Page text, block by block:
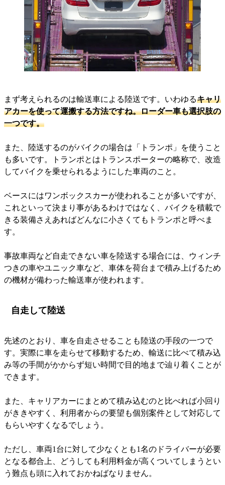
まず考えられるのは輸送車による陸送です。いわゆるキャリ
アカーを使って運搬する方法ですね。ローダー車も選択肢の
一つです。
また、陸送するのがバイクの場合は「トランポ」を使うこと
も多いです。トランポとはトランスポーターの略称で、改造
してバイクを乗せられるようにした車両のこと。
ベースにはワンボックスカーが使われることが多いですが、
これといって決まり事があるわけではなく、バイクを積載で
きる装備さえあればどんなに小さくてもトランポと呼べま
す。
事故車両など自走できない車を陸送する場合には、ウィンチ
つきの車やユニック車など、車体を荷台まで積み上げるため
の機材が備わった輸送車が使われます。
自走して陸送
先述のとおり、車を自走させることも陸送の手段の一つで
す。実際に車を走らせて移動するため、輸送に比べて積み込
み等の手間がかからず短い時間で目的地まで辿り着くことが
できます。
また、キャリアカーにまとめて積み込むのと比べれば小回り
がききやすく、利用者からの要望も個別案件として対応して
もらいやすくなるでしょう。
ただし、車両1台に対して少なくとも1名のドライバーが必要
となる都合上、どうしても利用料金が高くついてしまうとい
う難点も頭に入れておかねばなりません。